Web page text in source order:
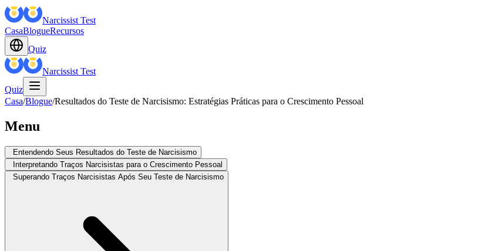
Narcissist Test
CasaBlogueRecursos
Quiz
Narcissist Test
Quiz
Casa/Blogue/Resultados do Teste de Narcisismo: Estratégias Práticas para o Crescimento Pessoal
Menu
Entendendo Seus Resultados do Teste de Narcisismo
Interpretando Traços Narcisistas para o Crescimento Pessoal
Superando Traços Narcisistas Após Seu Teste de Narcisismo